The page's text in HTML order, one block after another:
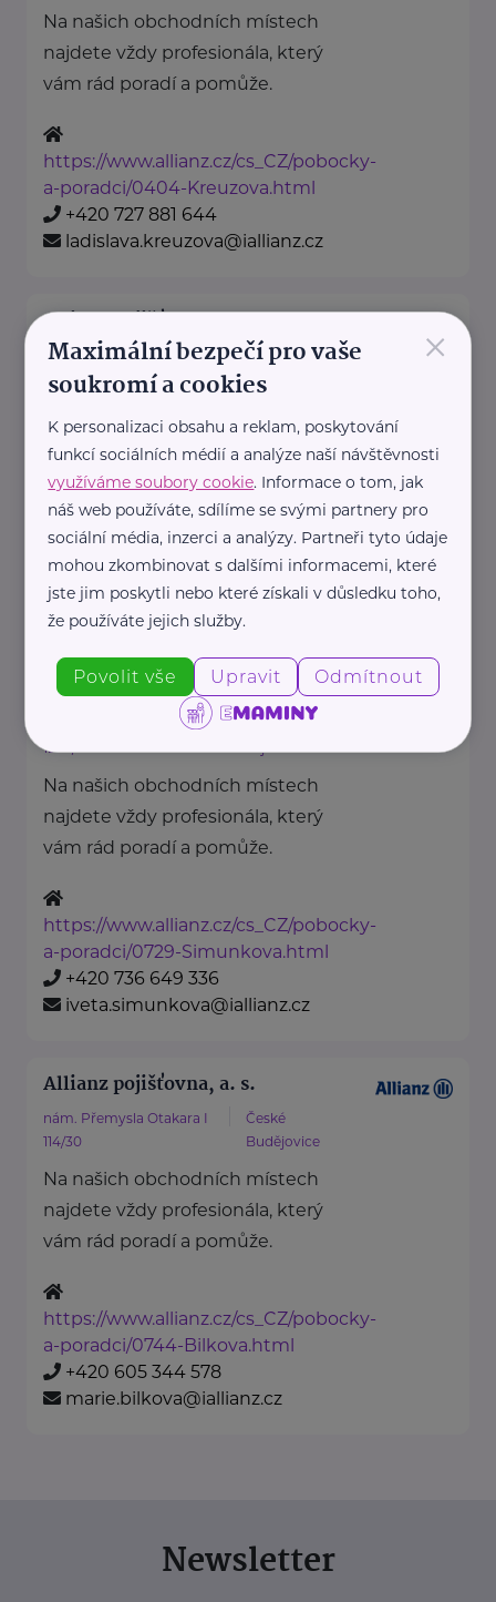
Na našich obchodních místech
najdete vždy profesionála, který
vám rád poradí a pomůže.
https://www.allianz.cz/cs_CZ/pobocky-
a-poradci/0404-Kreuzova.html
+420 727 881 644
ladislava.kreuzova@iallianz.cz
Allianz pojišťovna, a. s.
L. B. Schneidera 569/3 České Budějovice
Na našich obchodních místech
najdete vždy profesionála, který
vám rád poradí a pomůže.
https://www.allianz.cz/cs_CZ/pobocky-
a-poradci/0631-
Chroustovska.html
dana.chroustovska@iallianz.cz
Allianz pojišťovna, a. s.
1986/21
České
Budějovice
Na našich obchodních místech
najdete vždy profesionála, který
vám rád poradí a pomůže.
https://www.allianz.cz/cs_CZ/pobocky-
a-poradci/0729-Simunkova.html
+420 736 649 336
iveta.simunkova@iallianz.cz
Allianz pojišťovna, a. s.
nám. Přemysla Otakara I
114/30
České
Budějovice
Na našich obchodních místech
najdete vždy profesionála, který
vám rád poradí a pomůže.
https://www.allianz.cz/cs_CZ/pobocky-
a-poradci/0744-Bilkova.html
+420 605 344 578
marie.bilkova@iallianz.cz
Newsletter
×
Maximální bezpečí pro vaše
soukromí a cookies
K personalizaci obsahu a reklam, poskytování
funkcí sociálních médií a analýze naší návštěvnosti
využíváme soubory cookie. Informace o tom, jak
náš web používáte, sdílíme se svými partnery pro
sociální média, inzerci a analýzy. Partneři tyto údaje
mohou zkombinovat s dalšími informacemi, které
jste jim poskytli nebo které získali v důsledku toho,
že používáte jejich služby.
Povolit vše Upravit Odmítnout